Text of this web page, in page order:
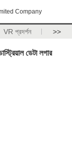
Company
VR প্রদর্শন >>
ডেটা লগার